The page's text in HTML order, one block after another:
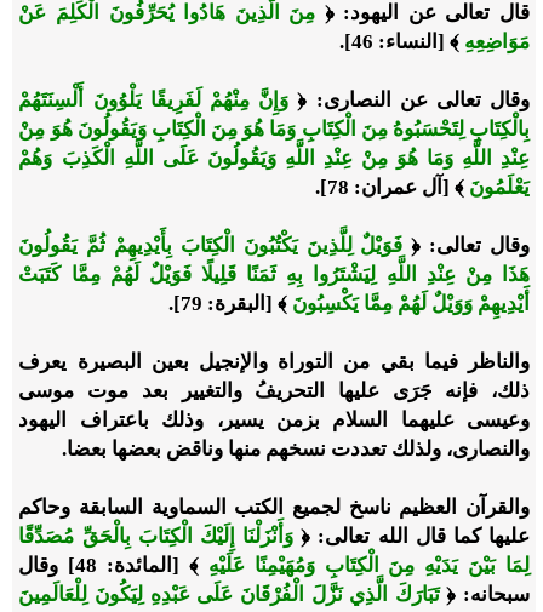
قال تعالى عن اليهود: ﴿ مِنَ الَّذِينَ هَادُوا يُحَرِّفُونَ الْكَلِمَ عَنْ
مَوَاضِعِهِ ﴾ [النساء: 46].
وقال تعالى عن النصارى: ﴿ وَإِنَّ مِنْهُمْ لَفَرِيقًا يَلْوُونَ أَلْسِنَتَهُمْ
بِالْكِتَابِ لِتَحْسَبُوهُ مِنَ الْكِتَابِ وَمَا هُوَ مِنَ الْكِتَابِ وَيَقُولُونَ هُوَ مِنْ
عِنْدِ اللَّهِ وَمَا هُوَ مِنْ عِنْدِ اللَّهِ وَيَقُولُونَ عَلَى اللَّهِ الْكَذِبَ وَهُمْ
يَعْلَمُونَ ﴾ [آل عمران: 78].
وقال تعالى: ﴿ فَوَيْلٌ لِلَّذِينَ يَكْتُبُونَ الْكِتَابَ بِأَيْدِيهِمْ ثُمَّ يَقُولُونَ
هَذَا مِنْ عِنْدِ اللَّهِ لِيَشْتَرُوا بِهِ ثَمَنًا قَلِيلًا فَوَيْلٌ لَهُمْ مِمَّا كَتَبَتْ
أَيْدِيهِمْ وَوَيْلٌ لَهُمْ مِمَّا يَكْسِبُونَ ﴾ [البقرة: 79].
والناظر فيما بقي من التوراة والإنجيل بعين البصيرة يعرف
ذلك، فإنه جَرَى عليها التحريفُ والتغيير بعد موت موسى
وعيسى عليهما السلام بزمن يسير، وذلك باعتراف اليهود
والنصارى، ولذلك تعددت نسخهم منها وناقض بعضها بعضا.
والقرآن العظيم ناسخ لجميع الكتب السماوية السابقة وحاكم
عليها كما قال الله تعالى: ﴿ وَأَنْزَلْنَا إِلَيْكَ الْكِتَابَ بِالْحَقِّ مُصَدِّقًا
لِمَا بَيْنَ يَدَيْهِ مِنَ الْكِتَابِ وَمُهَيْمِنًا عَلَيْهِ
﴾ [المائدة: 48] وقال
سبحانه: ﴿تَبَارَكَ الَّذِي نَزَّلَ الْفُرْقَانَ عَلَى عَبْدِهِ لِيَكُونَ لِلْعَالَمِينَ